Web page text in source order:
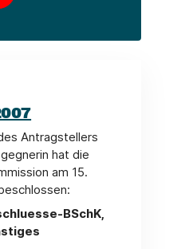
Antragstellers
hat die
am 15.
BSchK,